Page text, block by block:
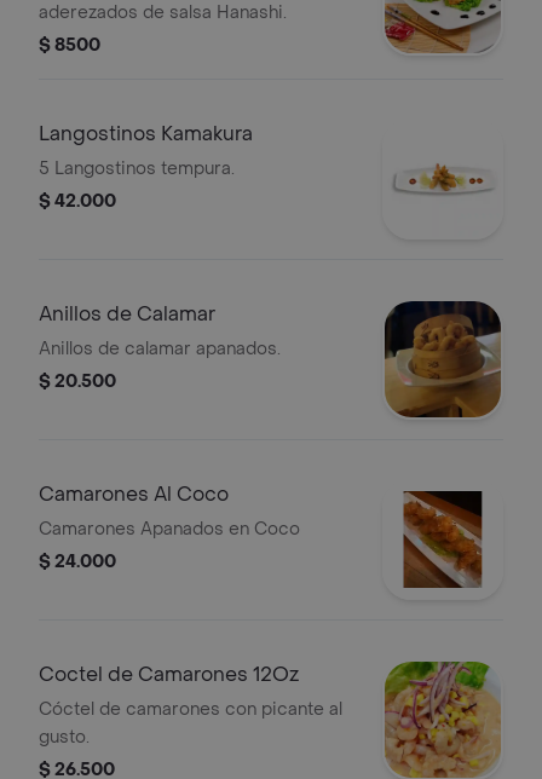
aderezados de salsa Hanashi.
$ 8500
Langostinos Kamakura
5 Langostinos tempura.
$ 42.000
Anillos de Calamar
Anillos de calamar apanados.
$ 20.500
Camarones Al Coco
Camarones Apanados en Coco
$ 24.000
Coctel de Camarones 12Oz
Cóctel de camarones con picante al
gusto.
$ 26.500